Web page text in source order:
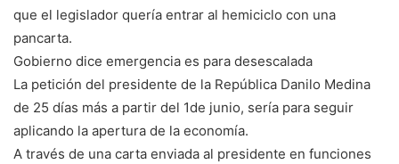
que el legislador quería entrar al hemiciclo con una
pancarta.
Gobierno dice emergencia es para desescalada
La petición del presidente de la República Danilo Medina
de 25 días más a partir del 1de junio, sería para seguir
aplicando la apertura de la economía.
A través de una carta enviada al presidente en funciones